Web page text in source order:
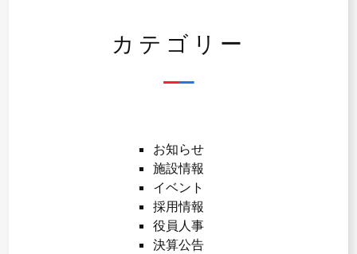
カテゴリー
お知らせ
施設情報
イベント
採用情報
役員人事
決算公告